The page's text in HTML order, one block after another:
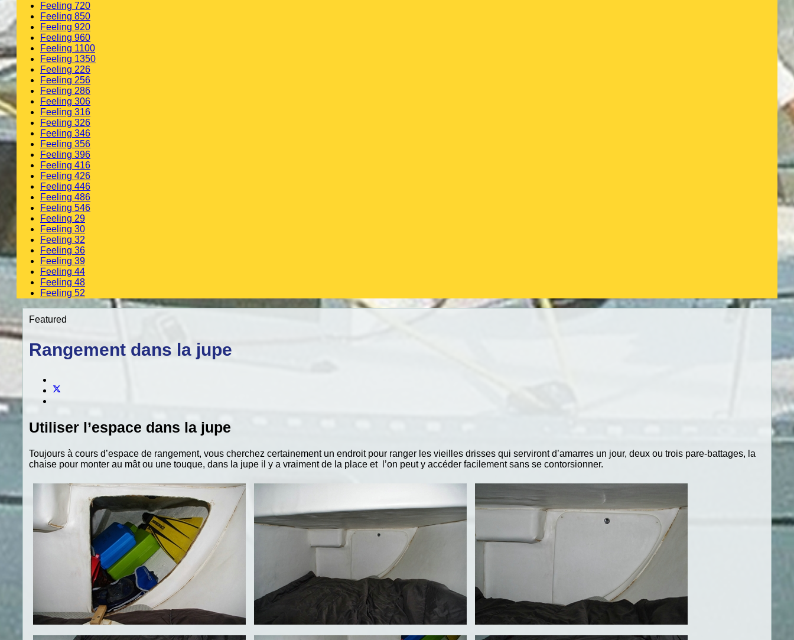
Feeling 720
Feeling 850
Feeling 920
Feeling 960
Feeling 1100
Feeling 1350
Feeling 226
Feeling 256
Feeling 286
Feeling 306
Feeling 316
Feeling 326
Feeling 346
Feeling 356
Feeling 396
Feeling 416
Feeling 426
Feeling 446
Feeling 486
Feeling 546
Feeling 29
Feeling 30
Feeling 32
Feeling 36
Feeling 39
Feeling 44
Feeling 48
Feeling 52
Featured
Rangement dans la jupe
Utiliser l’espace dans la jupe
Toujours à cours d’espace de rangement, vous cherchez certainement un endroit pour ranger les vieilles drisses qui serviront d’amarres un jour, deux ou trois pare-battages, la
chaise pour monter au mât ou une touque, dans la jupe il y a vraiment de la place et l’on peut y accéder facilement sans se contorsionner.